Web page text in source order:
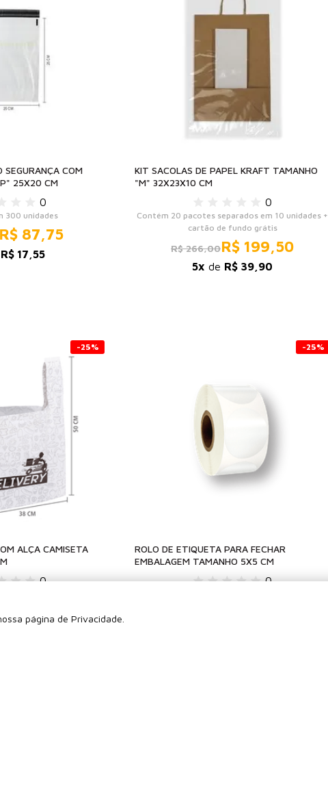
página de Privacidade.
SEGURANÇA COM
25X20 CM
0
300 unidades
87,75
R$ 17,55
KIT SACOLAS DE PAPEL KRAFT TAMANHO
"M" 32X23X10 CM
0
Contém 20 pacotes separados em 10 unidades +
cartão de fundo grátis
R$ 266,00R$ 199,50
5x de R$ 39,90
ALÇA CAMISETA
ROLO DE ETIQUETA PARA FECHAR